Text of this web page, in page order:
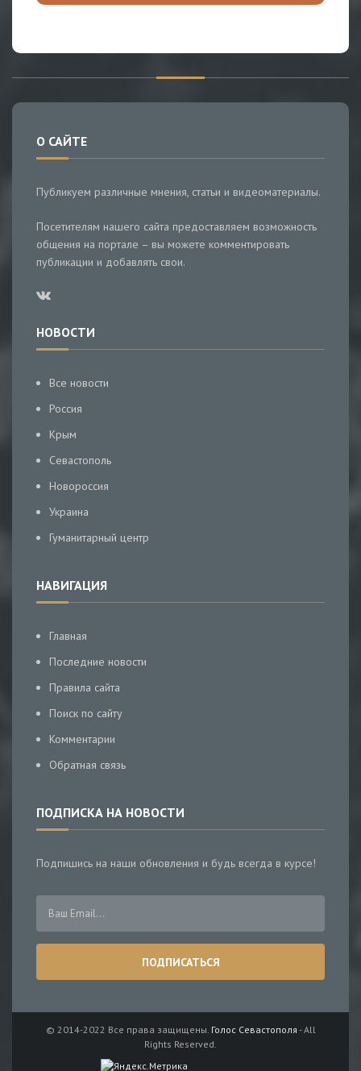
О САЙТЕ
Публикуем различные мнения, статьи и видеоматериалы.
Посетителям нашего сайта предоставляем возможность
общения на портале – вы можете комментировать
публикации и добавлять свои.
НОВОСТИ
Все новости
Россия
Крым
Севастополь
Новороссия
Украина
Гуманитарный центр
НАВИГАЦИЯ
Главная
Последние новости
Правила сайта
Поиск по сайту
Комментарии
Обратная связь
ПОДПИСКА НА НОВОСТИ
Подпишись на наши обновления и будь всегда в курсе!
© 2014-2022 Все права защищены. Голос Севастополя - All
Rights Reserved.